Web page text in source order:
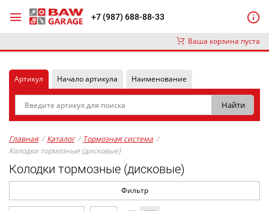
+7 (987) 688-88-33
Ваша корзина пуста
Артикул Начало артикула Наименование
Главная / Каталог / Тормозная система /
Колодки тормозные (дисковые)
Колодки тормозные (дисковые)
Фильтр